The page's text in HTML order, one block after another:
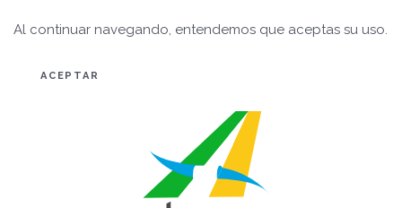
Al continuar navegando, entendemos que aceptas su uso.
ACEPTAR